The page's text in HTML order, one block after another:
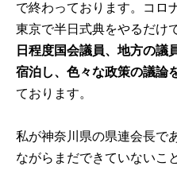
で終わっております。コロ
東京で半日式典をやるだけ
日程度国会議員、地方の議
宿泊し、色々な政策の議論
ております。
私が神奈川県の県連会長で
ながらまだできていないこ